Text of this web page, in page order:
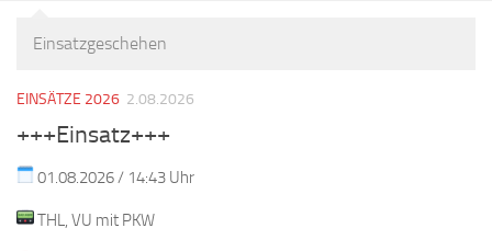
Einsatzgeschehen
EINSÄTZE 2026 2.08.2026
+++Einsatz+++
01.08.2026 / 14:43 Uhr
THL, VU mit PKW